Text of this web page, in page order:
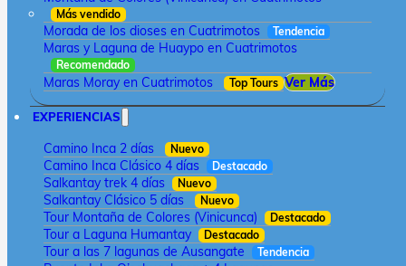
Más vendido
Morada de los dioses en Cuatrimotos Tendencia
Maras y Laguna de Huaypo en Cuatrimotos
Recomendado
Maras Moray en Cuatrimotos Top Tours Ver Más
EXPERIENCIAS
Camino Inca 2 días Nuevo
Camino Inca Clásico 4 días Destacado
Salkantay trek 4 días Nuevo
Salkantay Clásico 5 días Nuevo
Tour Montaña de Colores (Vinicunca) Destacado
Tour a Laguna Humantay Destacado
Tour a las 7 lagunas de Ausangate Tendencia